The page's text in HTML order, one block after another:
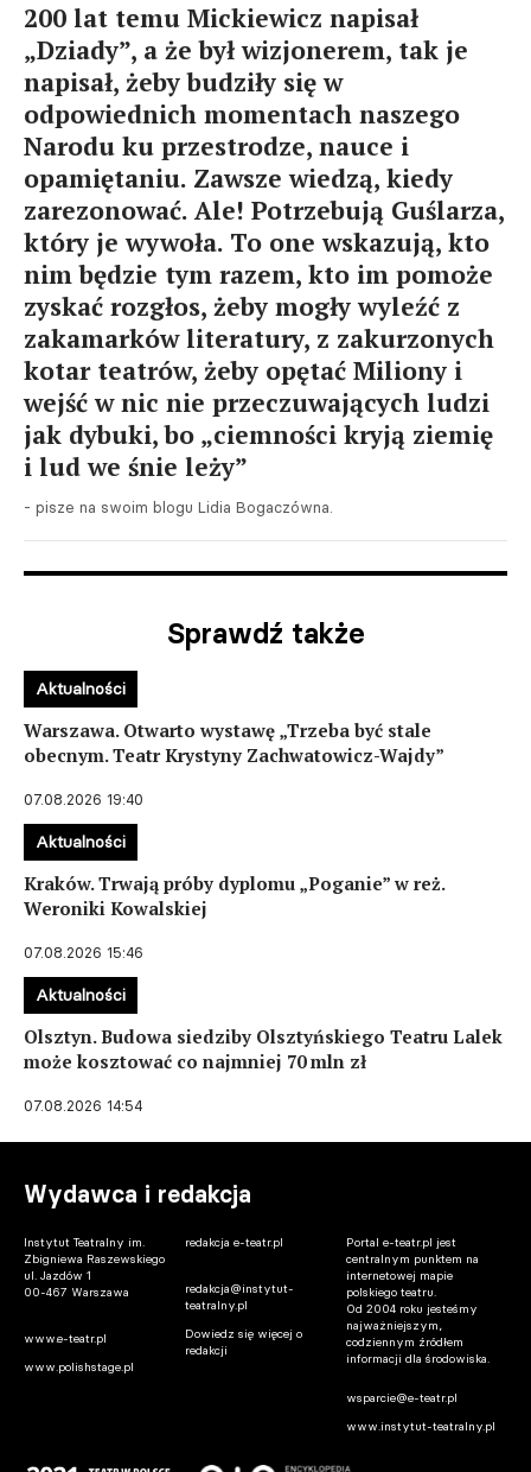
200 lat temu Mickiewicz napisał
„Dziady”, a że był wizjonerem, tak je
napisał, żeby budziły się w
odpowiednich momentach naszego
Narodu ku przestrodze, nauce i
opamiętaniu. Zawsze wiedzą, kiedy
zarezonować. Ale! Potrzebują Guślarza,
który je wywoła. To one wskazują, kto
nim będzie tym razem, kto im pomoże
zyskać rozgłos, żeby mogły wyleźć z
zakamarków literatury, z zakurzonych
kotar teatrów, żeby opętać Miliony i
wejść w nic nie przeczuwających ludzi
jak dybuki, bo „ciemności kryją ziemię
i lud we śnie leży”
- pisze na swoim blogu Lidia Bogaczówna.
Sprawdź także
Warszawa. Otwarto wystawę „Trzeba być stale
obecnym. Teatr Krystyny Zachwatowicz-Wajdy”
07.08.2026 19:40
Aktualności
Kraków. Trwają próby dyplomu „Poganie” w reż.
Weroniki Kowalskiej
07.08.2026 15:46
Aktualności
Olsztyn. Budowa siedziby Olsztyńskiego Teatru Lalek
może kosztować co najmniej 70 mln zł
07.08.2026 14:54
Aktualności
Wydawca i redakcja
Instytut Teatralny im.
Zbigniewa Raszewskiego
ul. Jazdów 1
00-467 Warszawa
www.e-teatr.pl
www.polishstage.pl
redakcja e-teatr.pl
redakcja@instytut-
teatralny.pl
Dowiedz się więcej o
redakcji
Portal e-teatr.pl jest
centralnym punktem na
internetowej mapie
polskiego teatru.
Od 2004 roku jesteśmy
najważniejszym,
codziennym źródłem
informacji dla środowiska.
wsparcie@e-teatr.pl
www.instytut-teatralny.pl